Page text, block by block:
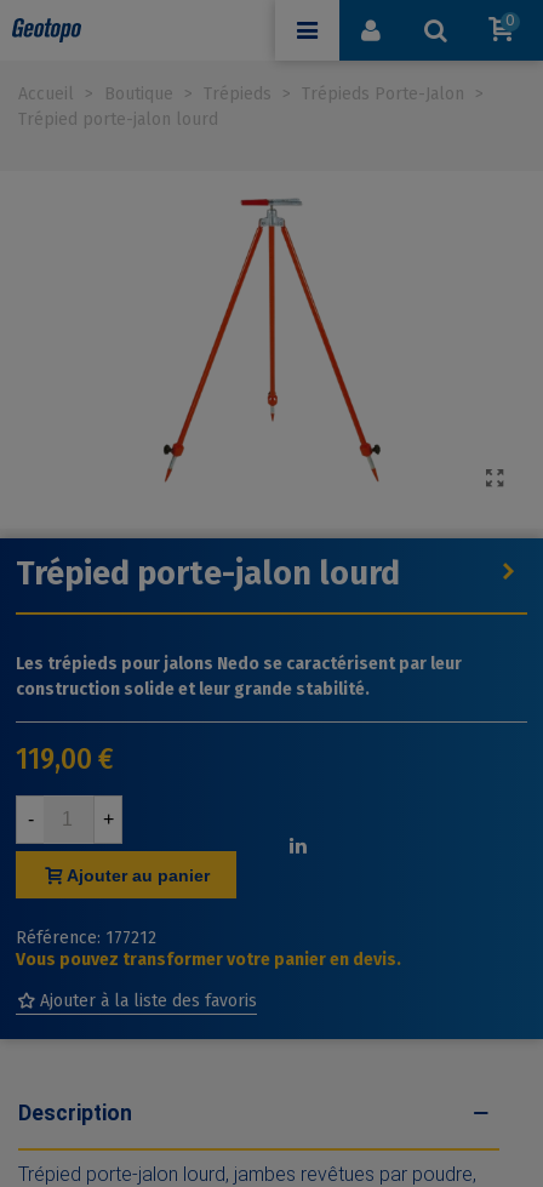
0
Accueil > Boutique > Trépieds > Trépieds Porte-Jalon
>
Trépied porte-jalon lourd
Trépied porte-jalon lourd
Les trépieds pour jalons Nedo se caractérisent par leur
construction solide et leur grande stabilité.
119,00 €
- +
Ajouter au panier
Référence: 177212
Vous pouvez transformer votre panier en devis.
Ajouter à la liste des favoris
Description
Trépied porte-jalon lourd, jambes revêtues par poudre,